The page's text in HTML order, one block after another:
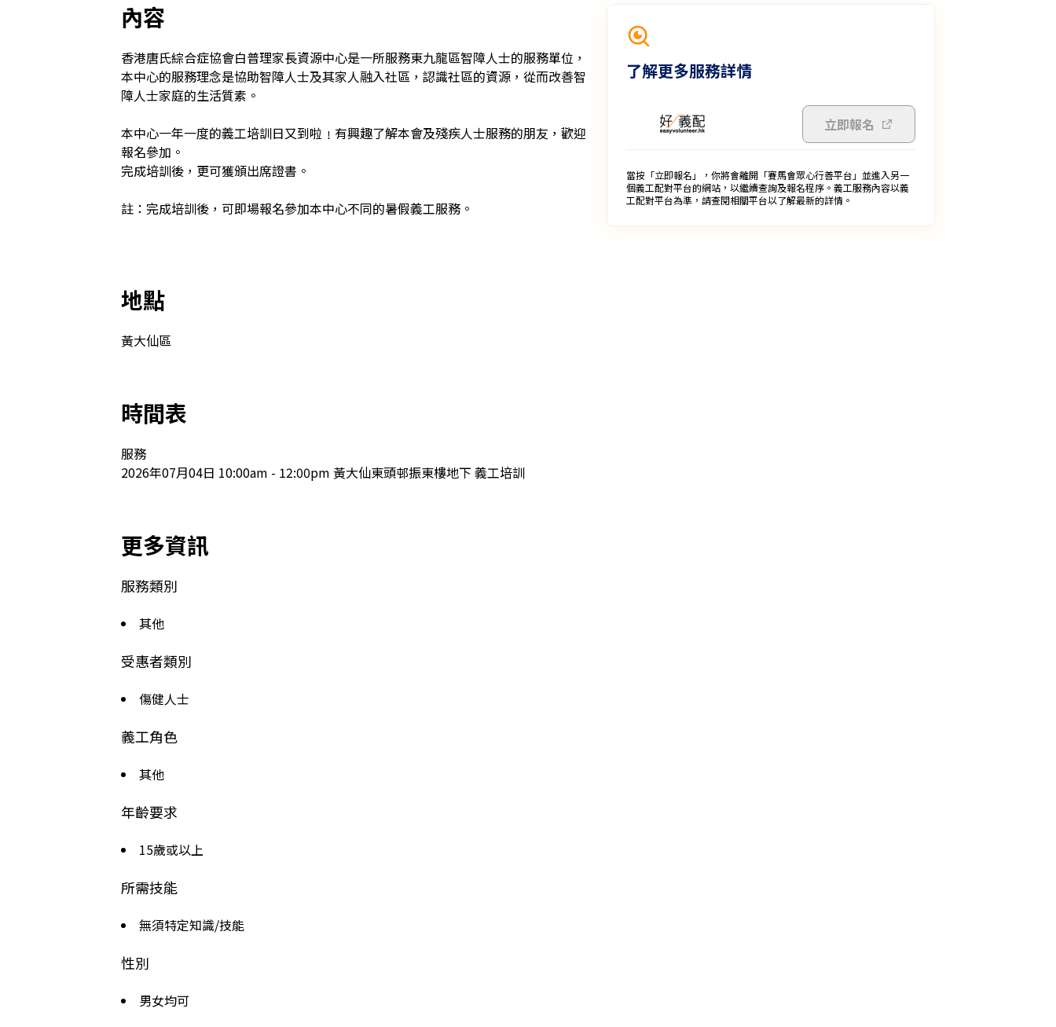
內容
香港唐氏綜合症協會白普理家長資源中心是一所服務東九龍區智障人士的服務單位，
本中心的服務理念是協助智障人士及其家人融入社區，認識社區的資源，從而改善智
障人士家庭的生活質素。
本中心一年一度的義工培訓日又到啦﹗有興趣了解本會及殘疾人士服務的朋友，歡迎
報名參加。
完成培訓後，更可獲頒出席證書。
註：完成培訓後，可即場報名參加本中心不同的暑假義工服務。
地點
黃大仙區
時間表
服務
2026年07月04日 10:00am - 12:00pm 黃大仙東頭邨振東樓地下 義工培訓
更多資訊
服務類別
其他
受惠者類別
傷健人士
義工角色
其他
年齡要求
15歲或以上
所需技能
無須特定知識/技能
性別
男女均可
了解更多服務詳情
立即報名
當按「立即報名」，你將會離開「賽馬會眾心行善平台」並進入另一
個義工配對平台的網站，以繼續查詢及報名程序。義工服務內容以義
工配對平台為準，請查閱相關平台以了解最新的詳情。